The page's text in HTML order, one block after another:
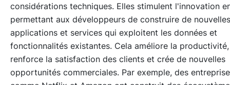
considérations techniques. Elles stimulent l'innovation
permettant aux développeurs de construire de nouvelles
applications et services qui exploitent les données et
fonctionnalités existantes. Cela améliore la productivité,
renforce la satisfaction des clients et crée de nouvelles
opportunités commerciales. Par exemple, des